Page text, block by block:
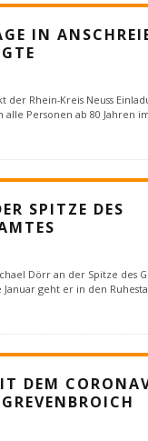
IN
der Rhein-Kreis Neuss
alle Personen ab 80 Jahren
SPITZE DES
Dörr an der Spitze des
Januar geht er in den
DEM